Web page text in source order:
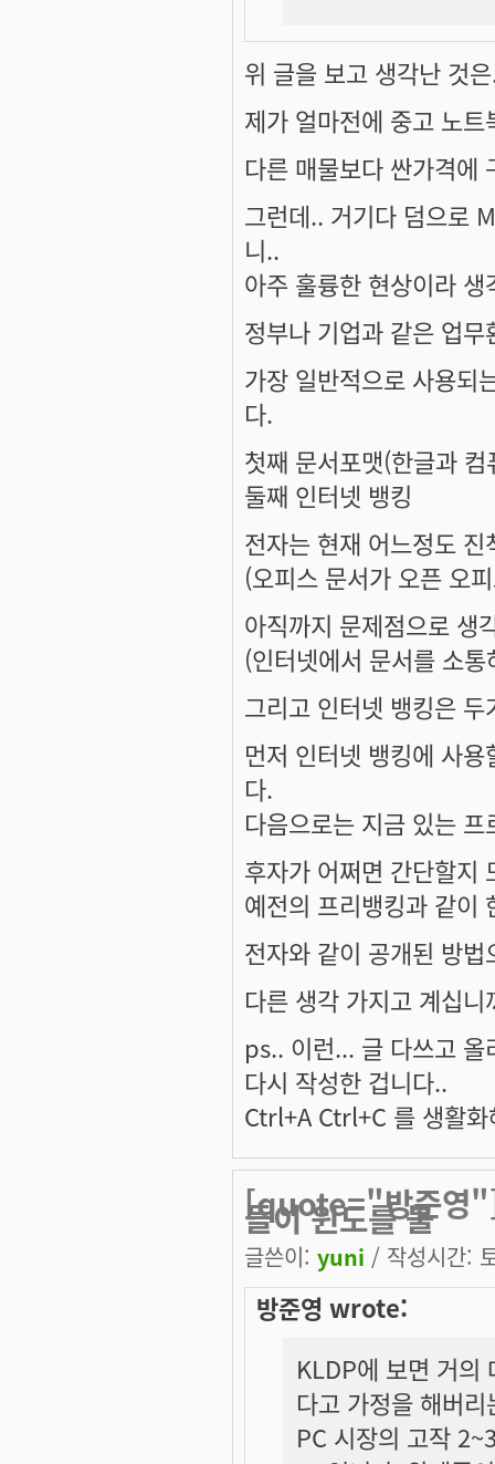
위 글을 보고 생각난 것
제가 얼마전에 중고 노
다른 매물보다 싼가격에
그런데.. 거기다 덤으로
니..
아주 훌륭한 현상이라 생
정부나 기업과 같은 업
가장 일반적으로 사용되
다.
첫째 문서포맷(한글과
둘째 인터넷 뱅킹
전자는 현재 어느정도
(오피스 문서가 오픈 오
아직까지 문제점으로 생
(인터넷에서 문서를 소
그리고 인터넷 뱅킹은
먼저 인터넷 뱅킹에 사
다.
다음으로는 지금 있는
후자가 어쩌면 간단할지
예전의 프리뱅킹과 같이
전자와 같이 공개된 방
다른 생각 가지고 계십니
ps.. 이런... 글 다쓰고 올
다시 작성한 겁니다..
Ctrl+A Ctrl+C 를 생활화
[quote="방준영
들이 윈도를 불
글쓴이: yuni / 작성시간:
방준영 wrote:
KLDP에 보면 거의
다고 가정을 해버
PC 시장의 고작